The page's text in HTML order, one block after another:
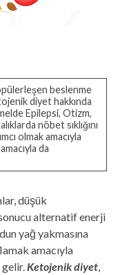
beslenme
diyet hakkında
Epilepsi, Otizm,
nöbet sıklığını
olmak amacıyla
da
düşük
alternatif enerji
yağ yakmasına
amacıyla
gelir.Ketojenik diyet,